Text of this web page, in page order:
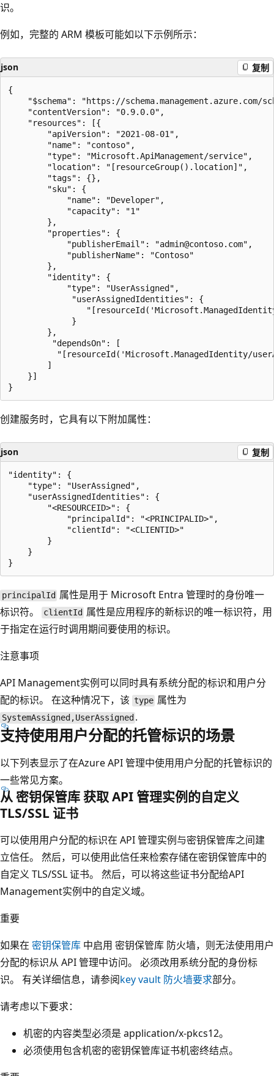
识。
例如，完整的 ARM 模板可能如以下示例所示：
json 复制
{
"$schema": "https://schema.management.azure.com/
    "contentVersion": "0.9.0.0",
    "resources": [{
        "apiVersion": "2021-08-01",
        "name": "contoso",
        "type": "Microsoft.ApiManagement/service",
        "location": "[resourceGroup().location]",
        "tags": {},
        "sku": {
            "name": "Developer",
            "capacity": "1"
        },
        "properties": {
            "publisherEmail": "admin@contoso.com",
            "publisherName": "Contoso"
        },
        "identity": {
            "type": "UserAssigned",
             "userAssignedIdentities": {
             }
        },
         "dependsOn": [
"[resourceId('Microsoft.ManagedIdentity/
        ]
    }]
创建服务时，它具有以下附加属性：
json 复制
"identity": {
    "type": "UserAssigned",
    "userAssignedIdentities": {
        "<RESOURCEID>": {
            "principalId": "<PRINCIPALID>",
            "clientId": "<CLIENTID>"
        }
    }
principalId 属性是用于 Microsoft Entra 管理时的身份唯一
标识符。
clientId 属性是应用程序的新标识的唯一标识符，用
于指定在运行时调用期间要使用的标识。
注意事项
API Management实例可以同时具有系统分配的标识和用户分
配的标识。 在这种情况下，该 type 属性为
SystemAssigned,UserAssigned .
支持使用用户分配的托管标识的场景
以下列表显示了在Azure API 管理中使用用户分配的托管标识的
一些常见方案。
从 密钥保管库 获取 API 管理实例的自定义
TLS/SSL 证书
可以使用用户分配的标识在 API 管理实例与密钥保管库之间建
立信任。 然后，可以使用此信任来检索存储在密钥保管库中的
自定义 TLS/SSL 证书。 然后，可以将这些证书分配给API
Management实例中的自定义域。
重要
如果在 密钥保管库 中启用 密钥保管库 防火墙，则无法使用用户
分配的标识从 API 管理中访问。 必须改用系统分配的身份标
识。 有关详细信息，请参阅key vault 防火墙要求部分。
请考虑以下要求：
机密的内容类型必须是 application/x-pkcs12。
必须使用包含机密的密钥保管库证书机密终结点。